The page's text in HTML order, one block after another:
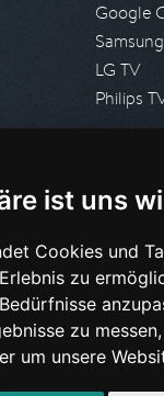
ist uns
Cookies und
zu
zu
um unsere
Google
LG TV
Philips
HILFE &
Häufig
Anfrage